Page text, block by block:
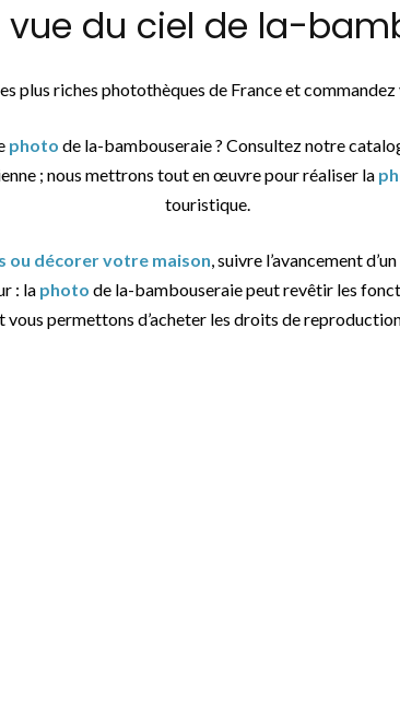
du ciel de la-
plus riches photothèques de France et
photo de la-bambouseraie ? Consultez notre
; nous mettrons tout en œuvre pour réaliser la
touristique.
ou décorer votre maison, suivre l’avancement
: la photo de la-bambouseraie peut revêtir les
permettons d’acheter les droits de